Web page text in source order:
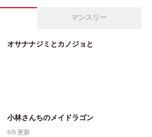
マンスリー
オサナナジミとカノジョと
小林さんちのメイドラゴン
8/9 更新